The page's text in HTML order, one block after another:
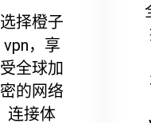
选择橙子
vpn，享
受全球加
密的网络
连接体